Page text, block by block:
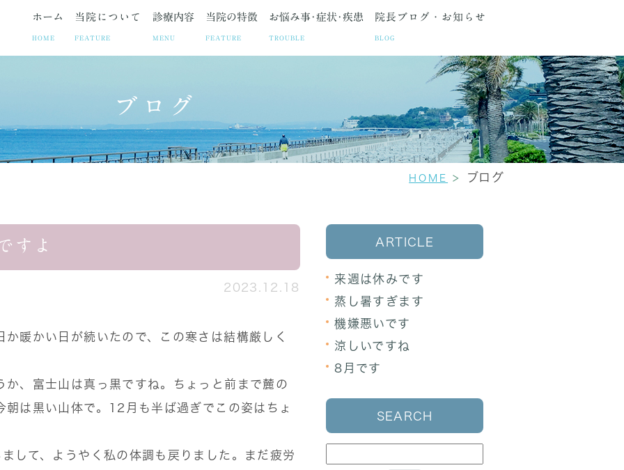
ホーム
HOME
当院について
FEATURE
院長紹介 当院の取り組み 診療時間・アクセス
診療内容
MENU
当院の特徴
FEATURE
妊娠中絶 避妊相談・ピル 不妊治療 生理痛 更年期障害
子宮筋腫 子宮内膜症 腹腔鏡手術のセカンドオピニオン
お悩み事･症状･疾患
TROUBLE
悩み事 疾患 お悩みや症状に合わせた各種検査
院長ブログ・お知らせ
BLOG
院長ブログ お知らせ
ブログ
HOME ブログ
すよ
2023.12.18
暖かい日が続いたので、この寒さは結構厳しく
か、富士山は真っ黒ですね。ちょっと前まで麓の
朝は黒い山体で。12月も半ば過ぎでこの姿はちょ
して、ようやく私の体調も戻りました。まだ疲労
ARTICLE
来週は休みです
蒸し暑すぎます
機嫌悪いです
涼しいですね
8月です
SEARCH